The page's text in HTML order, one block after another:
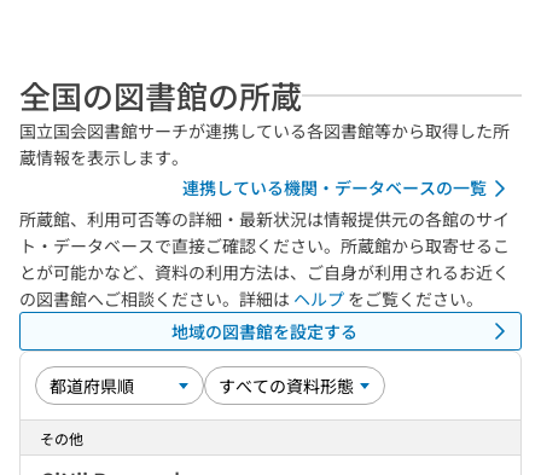
全国の図書館の所蔵
国立国会図書館サーチが連携している各図書館等から取得した所
蔵情報を表示します。
連携している機関・データベースの一覧
所蔵館、利用可否等の詳細・最新状況は情報提供元の各館のサイ
ト・データベースで直接ご確認ください。所蔵館から取寄せるこ
とが可能かなど、資料の利用方法は、ご自身が利用されるお近く
の図書館へご相談ください。詳細は ヘルプ をご覧ください。
地域の図書館を設定する
その他